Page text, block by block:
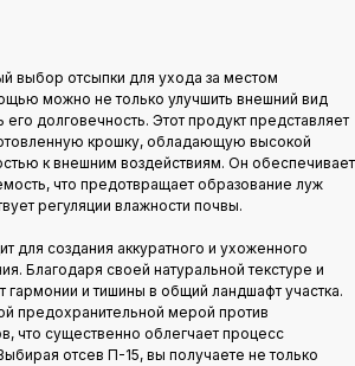
выбор отсыпки для ухода за местом
можно не только улучшить внешний вид
его долговечность. Этот продукт представляет
крошку, обладающую высокой
к внешним воздействиям. Он обеспечивает
что предотвращает образование луж
регуляции влажности почвы.
для создания аккуратного и ухоженного
Благодаря своей натуральной текстуре и
гармонии и тишины в общий ландшафт участка.
предохранительной мерой против
что существенно облегчает процесс
отсев П-15, вы получаете не только